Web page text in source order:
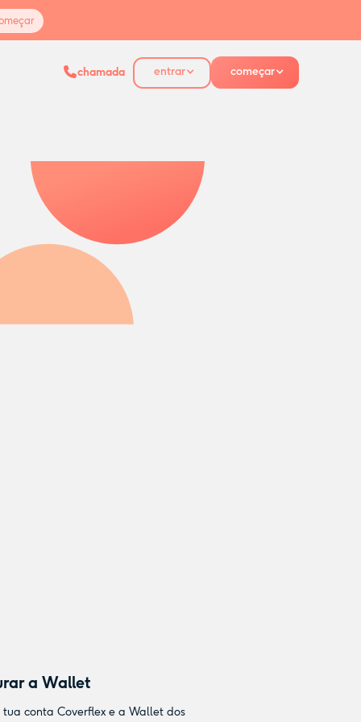
chamada entrar começar
a Wallet
conta Coverflex e a Wallet dos